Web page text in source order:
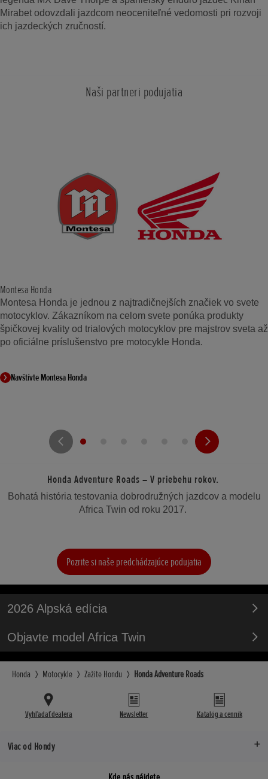
Mirabet odovzdali jazdcom neoceniteľné vedomosti pri rozvoji
ich jazdeckých zručností.
Naši partneri podujatia
Montesa Honda
Montesa Honda je jednou z najtradičnejších značiek vo svete
motocyklov. Zákazníkom na celom svete ponúka produkty
špičkovej kvality od trialových motocyklov pre majstrov sveta až
po oficiálne príslušenstvo pre motocykle Honda.
Navštívte Montesa Honda
Honda Adventure Roads – V priebehu rokov.
Bohatá história testovania dobrodružných jazdcov a modelu
Africa Twin od roku 2017.
Pozrite si naše predchádzajúce podujatia
2026 Alpská edícia
Objavte model Africa Twin
Honda Motocykle Zažite Hondu Honda Adventure Roads
Vyhľadať dealera Newsletter Katalóg a cenník
Viac od Hondy